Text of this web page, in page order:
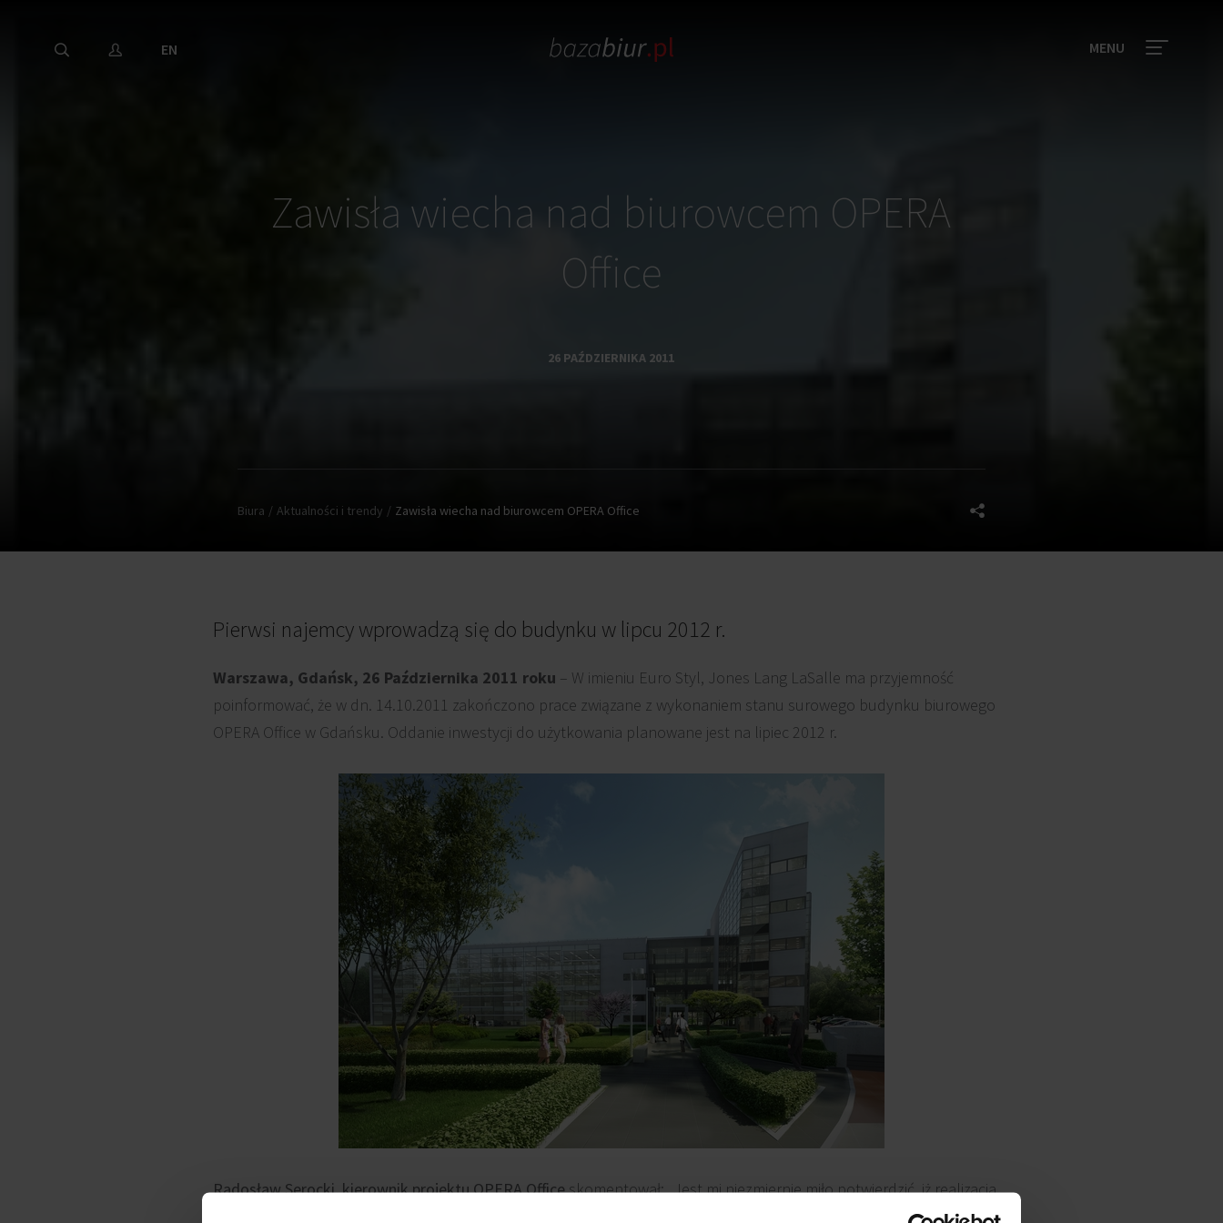
EN MENU
Zawisła wiecha nad biurowcem OPERA
Office
26 PAŹDZIERNIKA 2011
Biura Aktualności i trendy Zawisła wiecha nad biurowcem OPERA Office
Pierwsi najemcy wprowadzą się do budynku w lipcu 2012 r.
Warszawa, Gdańsk, 26 Października 2011 roku – W imieniu Euro Styl, Jones Lang LaSalle ma przyjemność
poinformować, że w dn. 14.10.2011 zakończono prace związane z wykonaniem stanu surowego budynku biurowego
OPERA Office w Gdańsku. Oddanie inwestycji do użytkowania planowane jest na lipiec 2012 r.
Radosław Serocki, kierownik projektu OPERA Officeskomentował: „Jest mi niezmiernie miło potwierdzić, iż realizacja
inwestycji OPERA Office przebiega zgodnie z przyjętym harmonogramem budowy. W budynku prowadzone są obecnie